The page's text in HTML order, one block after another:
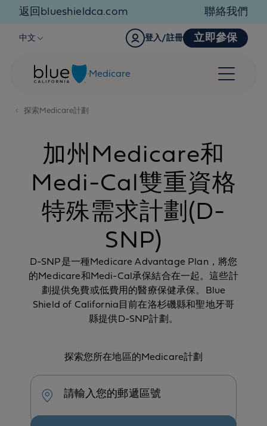
Skip to content
返回blueshieldca.com 聯絡我們
中文 登入/註冊 立即參保
Medicare
探索Medicare計劃
加州Medicare和
Medi-Cal雙重資格
特殊需求計劃(D-
SNP)
D-SNP是一種Medicare Advantage Plan，將您
的Medicare和Medi-Cal承保結合在一起。這些計
劃提供免費或低費用的醫療保健承保。Blue
Shield of California目前在洛杉磯縣和聖地牙哥
縣提供D-SNP計劃。
探索您所在地區的Medicare計劃
請輸入您的郵遞區號